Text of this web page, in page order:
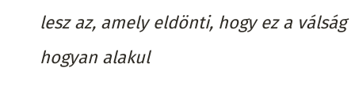
lesz az, amely eldönti, hogy ez a válság
hogyan alakul